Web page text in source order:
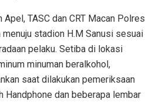
Apel, TASC dan CRT Macan Polres
stadion H.M Sanusi sesuai
pelaku. Setiba di lokasi
minuman beralkohol,
saat dilakukan pemeriksaan
Handphone dan beberapa lembar